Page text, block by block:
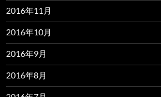
2016年11月
2016年10月
2016年9月
2016年8月